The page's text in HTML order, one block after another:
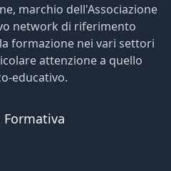
marchio dell'Associazione
network di riferimento
formazione nei vari settori
attenzione a quello
educativo.
Formativa